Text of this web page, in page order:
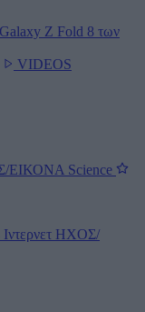
Z Fold 8 των
VIDEOS
ΕΙΚΟΝΑ Science
Ιντερνετ ΗΧΟΣ/